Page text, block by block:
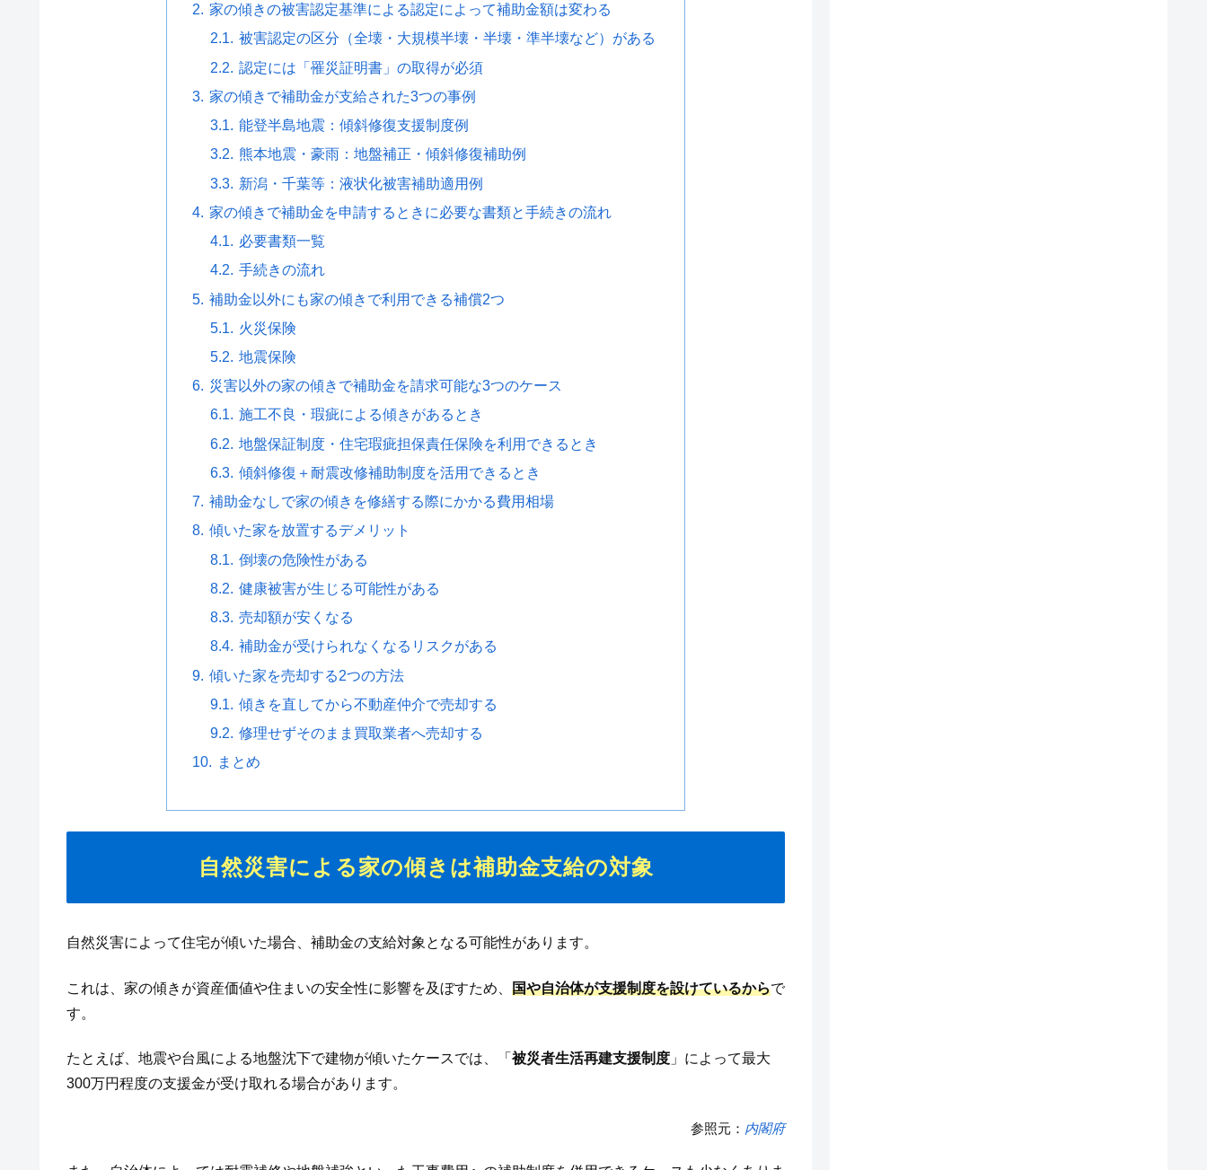
家の傾きの被害認定基準による認定によって補助金額は変わる
被害認定の区分（全壊・大規模半壊・半壊・準半壊など）がある
認定には「罹災証明書」の取得が必須
家の傾きで補助金が支給された3つの事例
能登半島地震：傾斜修復支援制度例
熊本地震・豪雨：地盤補正・傾斜修復補助例
新潟・千葉等：液状化被害補助適用例
家の傾きで補助金を申請するときに必要な書類と手続きの流れ
必要書類一覧
手続きの流れ
補助金以外にも家の傾きで利用できる補償2つ
火災保険
地震保険
災害以外の家の傾きで補助金を請求可能な3つのケース
施工不良・瑕疵による傾きがあるとき
地盤保証制度・住宅瑕疵担保責任保険を利用できるとき
傾斜修復＋耐震改修補助制度を活用できるとき
補助金なしで家の傾きを修繕する際にかかる費用相場
傾いた家を放置するデメリット
倒壊の危険性がある
健康被害が生じる可能性がある
売却額が安くなる
補助金が受けられなくなるリスクがある
傾いた家を売却する2つの方法
傾きを直してから不動産仲介で売却する
修理せずそのまま買取業者へ売却する
まとめ
自然災害による家の傾きは補助金支給の対象
自然災害によって住宅が傾いた場合、補助金の支給対象となる可能性があります。
これは、家の傾きが資産価値や住まいの安全性に影響を及ぼすため、 国や自治体が支援制度を設けているからで
す。
たとえば、地震や台風による地盤沈下で建物が傾いたケースでは、「 被災者生活再建支援制度 」によって最大
300万円程度の支援金が受け取れる場合があります。
参照元： 内閣府